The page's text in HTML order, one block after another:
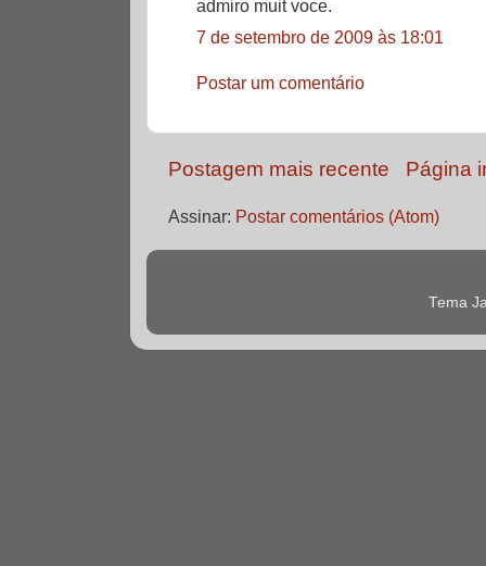
admiro muit voce.
7 de setembro de 2009 às 18:01
Postar um comentário
Postagem mais recente Página
Assinar: Postar comentários (Atom)
Tema